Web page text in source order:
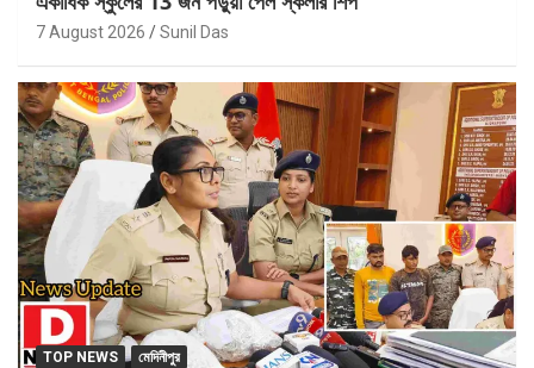
7 August 2026 Sunil Das
TOP NEWS মেদিনীপুর